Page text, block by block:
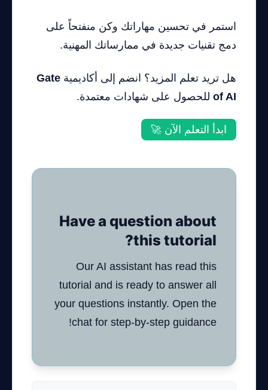
استمر في تحسين مهاراتك وكن منفتحاً على
دمج تقنيات جديدة في ممارساتك المهنية.
هل تريد تعلم المزيد؟ انضم إلى أكاديمية Gate
of AI للحصول على شهادات معتمدة.
ابدأ التعلم الآن 🚀
Have a question about
this tutorial?
Our AI assistant has read this
tutorial and is ready to answer all
your questions instantly. Open the
chat for step-by-step guidance!